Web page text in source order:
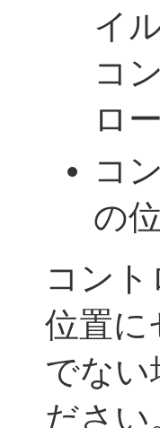
イ
コ
ロ
コ
の
コン
位置に
でない
ださい